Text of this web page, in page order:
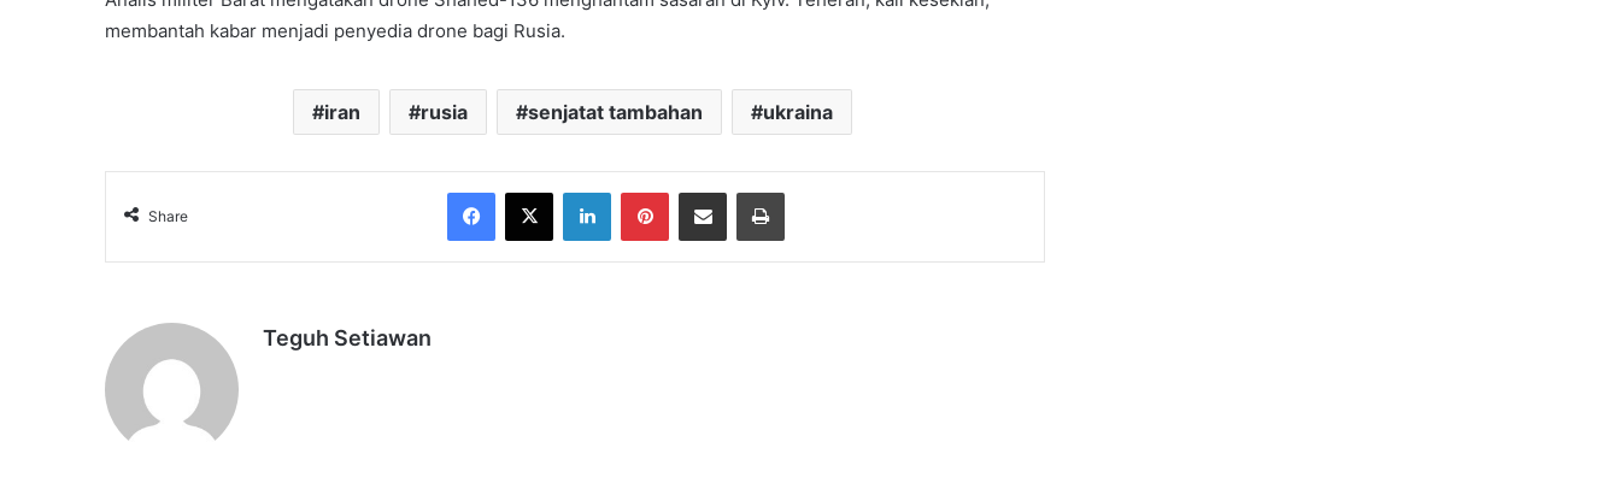
membantah kabar menjadi penyedia drone bagi Rusia.
iran rusia senjatat tambahan ukraina
Share
Facebook
X LinkedInPinterestShare via Email Print
Teguh Setiawan